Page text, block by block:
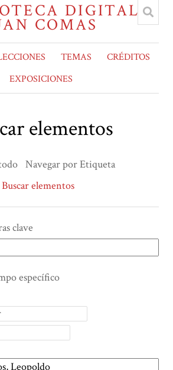
TEMAS
CRÉDITOS
EXPOSICIONES
elementos
Navegar por Etiqueta
Buscar elementos
clave
específico